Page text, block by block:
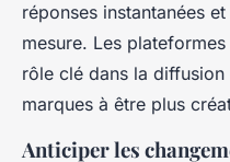
réponses instantanées
mesure. Les
rôle clé dans la
marques à être plus
Anticiper les